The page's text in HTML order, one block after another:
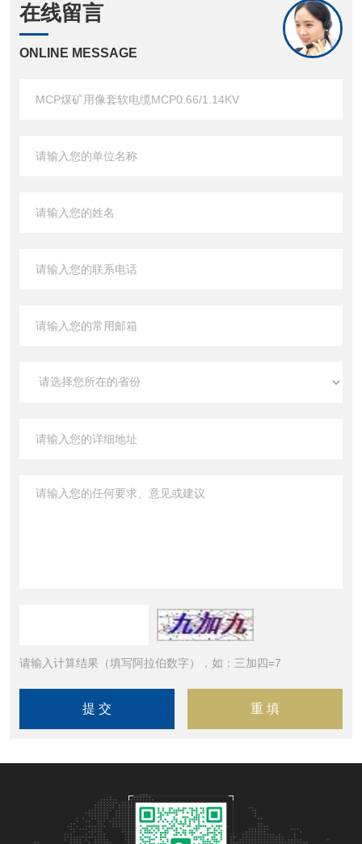
在线留言
ONLINE MESSAGE
请输入计算结果（填写阿拉伯数字），如：三加四=7